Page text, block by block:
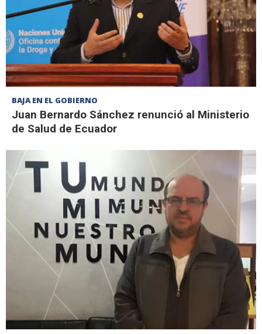
BAJA EN EL GOBIERNO
Juan Bernardo Sánchez renunció al Ministerio
de Salud de Ecuador